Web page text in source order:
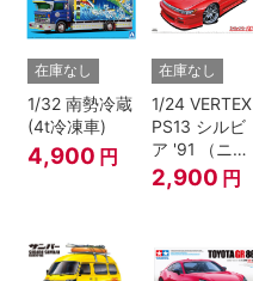
在庫なし
1/32 南勢冷蔵
(4t冷凍車)
4,900 円
在庫なし
1/24 VERTEX
PS13 シルビ
ア '91 （ニッ
サン）
2,900 円